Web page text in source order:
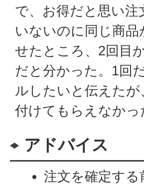
で、お得だと思い
いないのに同じ商
せたところ、2回目
だと分かった。1回
ルしたいと伝えた
付けてもらえなかっ
アドバイス
注文を確定す